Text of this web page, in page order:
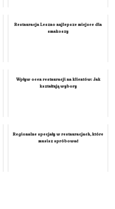
Restauracja Leszno najlepsze miejsce dla
smakoszy
Wpływ ocen restauracji na klientów: Jak
kształtują wybory
Regionalne specjały w restauracjach, które
musisz spróbować